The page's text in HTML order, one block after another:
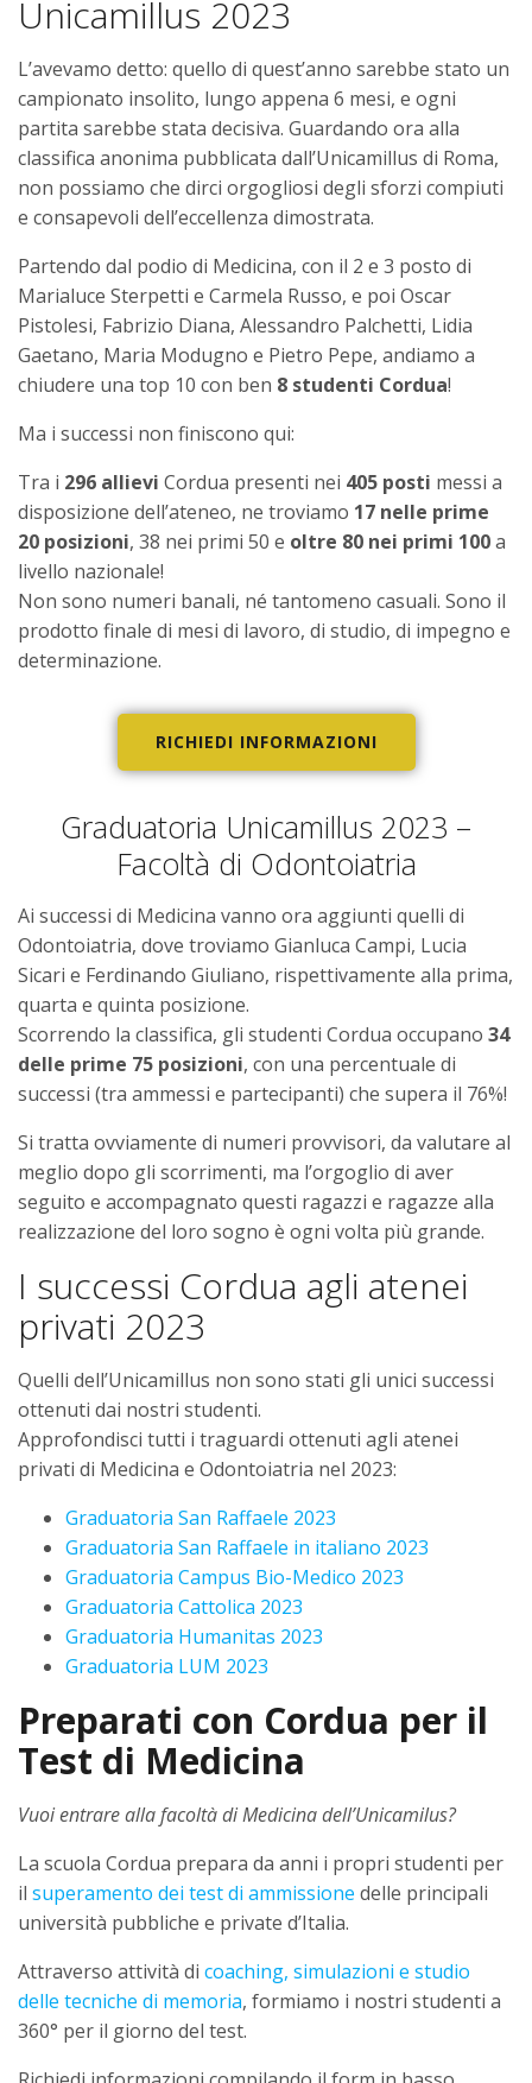
Unicamillus 2023
L’avevamo detto: quello di quest’anno sarebbe stato un
campionato insolito, lungo appena 6 mesi, e ogni
partita sarebbe stata decisiva. Guardando ora alla
classifica anonima pubblicata dall’Unicamillus di Roma,
non possiamo che dirci orgogliosi degli sforzi compiuti
e consapevoli dell’eccellenza dimostrata.
Partendo dal podio di Medicina, con il 2 e 3 posto di
Marialuce Sterpetti e Carmela Russo, e poi Oscar
Pistolesi, Fabrizio Diana, Alessandro Palchetti, Lidia
Gaetano, Maria Modugno e Pietro Pepe, andiamo a
chiudere una top 10 con ben 8 studenti Cordua!
Ma i successi non finiscono qui:
Tra i 296 allievi Cordua presenti nei 405 posti messi a
disposizione dell’ateneo, ne troviamo 17 nelle prime
20 posizioni, 38 nei primi 50 e oltre 80 nei primi 100a
livello nazionale!
Non sono numeri banali, né tantomeno casuali. Sono il
prodotto finale di mesi di lavoro, di studio, di impegno e
determinazione.
RICHIEDI INFORMAZIONI
Graduatoria Unicamillus 2023 –
Facoltà di Odontoiatria
Ai successi di Medicina vanno ora aggiunti quelli di
Odontoiatria, dove troviamo Gianluca Campi, Lucia
Sicari e Ferdinando Giuliano, rispettivamente alla prima,
quarta e quinta posizione.
Scorrendo la classifica, gli studenti Cordua occupano 34
delle prime 75 posizioni, con una percentuale di
successi (tra ammessi e partecipanti) che supera il 76%!
Si tratta ovviamente di numeri provvisori, da valutare al
meglio dopo gli scorrimenti, ma l’orgoglio di aver
seguito e accompagnato questi ragazzi e ragazze alla
realizzazione del loro sogno è ogni volta più grande.
I successi Cordua agli atenei
privati 2023
Quelli dell’Unicamillus non sono stati gli unici successi
ottenuti dai nostri studenti.
Approfondisci tutti i traguardi ottenuti agli atenei
privati di Medicina e Odontoiatria nel 2023:
Graduatoria San Raffaele 2023
Graduatoria San Raffaele in italiano 2023
Graduatoria Campus Bio-Medico 2023
Graduatoria Cattolica 2023
Graduatoria Humanitas 2023
Graduatoria LUM 2023
Preparati con Cordua per il
Test di Medicina
Vuoi entrare alla facoltà di Medicina dell’Unicamilus?
La scuola Cordua prepara da anni i propri studenti per
il superamento dei test di ammissione delle principali
università pubbliche e private d’Italia.
Attraverso attività di coaching, simulazioni e studio
delle tecniche di memoria, formiamo i nostri studenti a
360° per il giorno del test.